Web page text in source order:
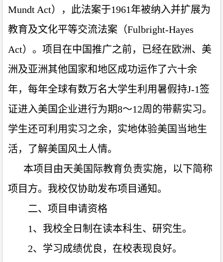
Mundt Act），此法案于1961年被纳入并扩展为
教育及文化平等交流法案（Fulbright-Hayes
Act）。项目在中国推广之前，已经在欧洲、美
洲及亚洲其他国家和地区成功运作了六十余
年，每年全球有数万名大学生利用暑假持J-1签
证进入美国企业进行为期8～12周的带薪实习。
学生还可利用实习之余，实地体验美国当地生
活，了解美国风土人情。
本项目由天美国际教育负责实施，以下简称
项目方。我校仅协助发布项目通知。
二、项目申请资格
1、我校全日制在读本科生、研究生。
2、学习成绩优良，在校表现良好。